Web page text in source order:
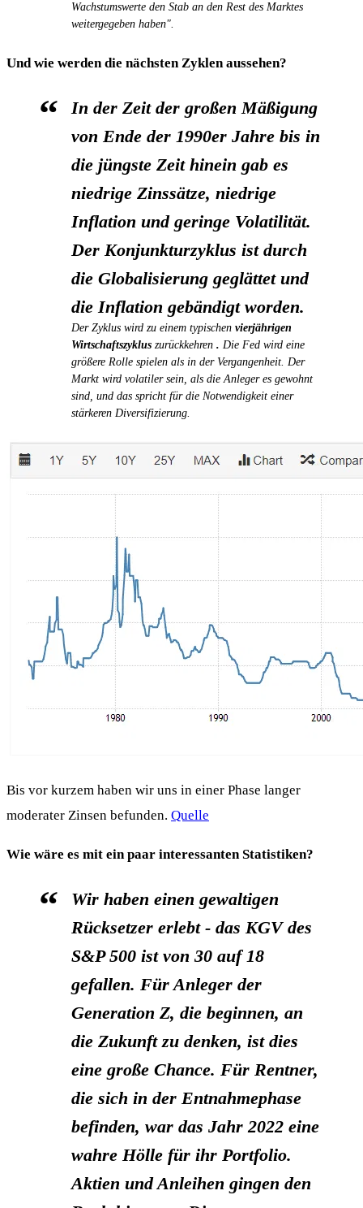
Wachstumswerte den Stab an den Rest des Marktes
weitergegeben haben".
Und wie werden die nächsten Zyklen aussehen?
In der Zeit der großen Mäßigung
von Ende der 1990er Jahre bis in
die jüngste Zeit hinein gab es
niedrige Zinssätze, niedrige
Inflation und geringe Volatilität.
Der Konjunkturzyklus ist durch
die Globalisierung geglättet und
die Inflation gebändigt worden.
Der Zyklus wird zu einem typischen vierjährigen
Wirtschaftszyklus zurückkehren . Die Fed wird eine
größere Rolle spielen als in der Vergangenheit. Der
Markt wird volatiler sein, als die Anleger es gewohnt
sind, und das spricht für die Notwendigkeit einer
stärkeren Diversifizierung.
Bis vor kurzem haben wir uns in einer Phase langer
moderater Zinsen befunden. Quelle
Wie wäre es mit ein paar interessanten Statistiken?
Wir haben einen gewaltigen
Rücksetzer erlebt - das KGV des
S&P 500 ist von 30 auf 18
gefallen. Für Anleger der
Generation Z, die beginnen, an
die Zukunft zu denken, ist dies
eine große Chance. Für Rentner,
die sich in der Entnahmephase
befinden, war das Jahr 2022 eine
wahre Hölle für ihr Portfolio.
Aktien und Anleihen gingen den